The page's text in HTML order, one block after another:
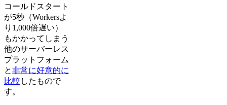
コールドスタート
が5秒（Workersよ
り1,000倍遅い）
もかかってしまう
他のサーバーレス
プラットフォーム
と非常に好意的に
比較 したもので
す。